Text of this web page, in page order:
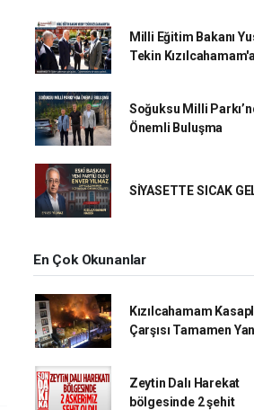
Milli Eğitim Bakanı
Tekin
Soğuksu Milli
Önemli Buluşma
SİYASETTE SICAK
En Çok Okunanlar
Kızılcahamam
Çarşısı Tamamen
Zeytin Dalı Harekat
bölgesinde 2 şehit